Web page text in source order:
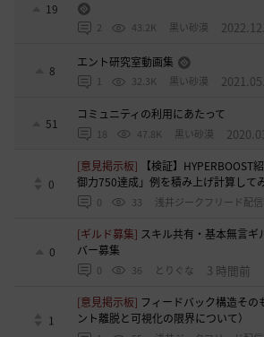
19
2 43.2K 黒い砂漠
8
エント研究室動画集
1 32.3K 黒い砂漠
51
コミュニティの利用にあたって
18 47.8K 黒い砂漠
0
[意見掲示板]
【検証】HYPERBOOST
御力750達成」例を積み上げ計算して
0 33 浅井ジークフリード配
0
[ギルド募集] スキル共有・基本無言ギ
バー募集
0 36 とりぐな 3 時間前
1
[意見掲示板] フィードバック構造その
ント離脱と可視化の限界について）